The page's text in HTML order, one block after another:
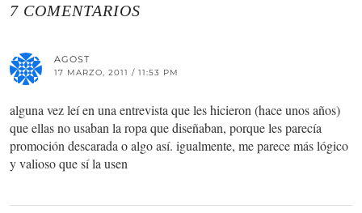
7 COMENTARIOS
AGOST
17 MARZO, 2011 / 11:53 PM
alguna vez leí en una entrevista que les hicieron (hace unos años)
que ellas no usaban la ropa que diseñaban, porque les parecía
promoción descarada o algo así. igualmente, me parece más lógico
y valioso que sí la usen